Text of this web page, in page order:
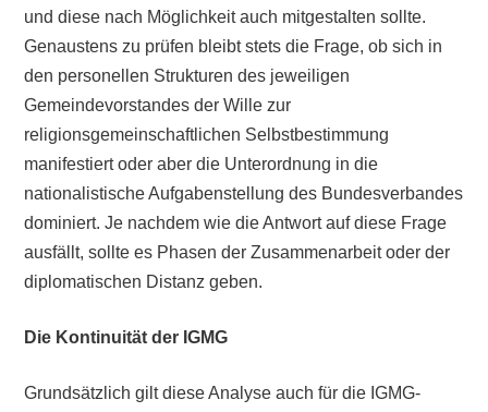
und diese nach Möglichkeit auch mitgestalten sollte.
Genaustens zu prüfen bleibt stets die Frage, ob sich in
den personellen Strukturen des jeweiligen
Gemeindevorstandes der Wille zur
religionsgemeinschaftlichen Selbstbestimmung
manifestiert oder aber die Unterordnung in die
nationalistische Aufgabenstellung des Bundesverbandes
dominiert. Je nachdem wie die Antwort auf diese Frage
ausfällt, sollte es Phasen der Zusammenarbeit oder der
diplomatischen Distanz geben.
Die Kontinuität der IGMG
Grundsätzlich gilt diese Analyse auch für die IGMG-